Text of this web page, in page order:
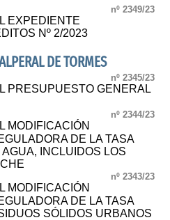
nº 2349/23
EXPEDIENTE
Nº 2/2023
DE TORMES
nº 2345/23
PRESUPUESTO GENERAL
nº 2344/23
MODIFICACIÓN
DE LA TASA
INCLUIDOS LOS
nº 2343/23
MODIFICACIÓN
DE LA TASA
SÓLIDOS URBANOS